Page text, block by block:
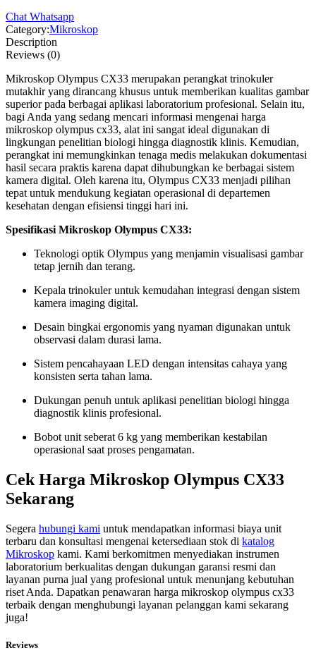
Chat Whatsapp
Category:Mikroskop
Description
Reviews (0)
Mikroskop Olympus CX33 merupakan perangkat trinokuler
mutakhir yang dirancang khusus untuk memberikan kualitas gambar
superior pada berbagai aplikasi laboratorium profesional. Selain itu,
bagi Anda yang sedang mencari informasi mengenai harga
mikroskop olympus cx33, alat ini sangat ideal digunakan di
lingkungan penelitian biologi hingga diagnostik klinis. Kemudian,
perangkat ini memungkinkan tenaga medis melakukan dokumentasi
hasil secara praktis karena dapat dihubungkan ke berbagai sistem
kamera digital. Oleh karena itu, Olympus CX33 menjadi pilihan
tepat untuk mendukung kegiatan operasional di departemen
kesehatan dengan efisiensi tinggi hari ini.
Spesifikasi Mikroskop Olympus CX33:
Teknologi optik Olympus yang menjamin visualisasi gambar
tetap jernih dan terang.
Kepala trinokuler untuk kemudahan integrasi dengan sistem
kamera imaging digital.
Desain bingkai ergonomis yang nyaman digunakan untuk
observasi dalam durasi lama.
Sistem pencahayaan LED dengan intensitas cahaya yang
konsisten serta tahan lama.
Dukungan penuh untuk aplikasi penelitian biologi hingga
diagnostik klinis profesional.
Bobot unit seberat 6 kg yang memberikan kestabilan
operasional saat proses pengamatan.
Cek Harga Mikroskop Olympus CX33
Sekarang
Segera hubungi kami untuk mendapatkan informasi biaya unit
terbaru dan konsultasi mengenai ketersediaan stok di katalog
Mikroskop kami. Kami berkomitmen menyediakan instrumen
laboratorium berkualitas dengan dukungan garansi resmi dan
layanan purna jual yang profesional untuk menunjang kebutuhan
riset Anda. Dapatkan penawaran harga mikroskop olympus cx33
terbaik dengan menghubungi layanan pelanggan kami sekarang
juga!
Reviews